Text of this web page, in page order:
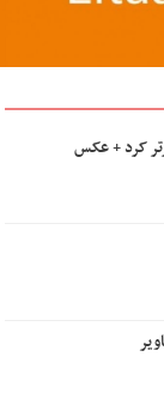
کرد + عکس